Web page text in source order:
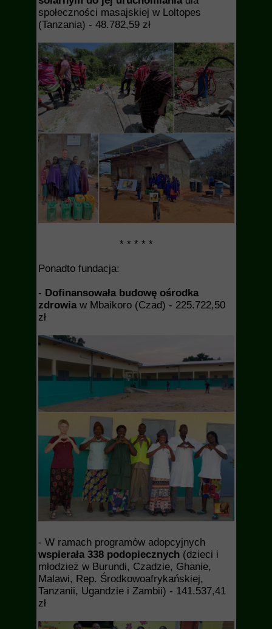
społeczności masajskiej w Loltopes
(Tanzania) - 48.782,59 zł
* * * * *
Ponadto fundacja:
- Dofinansowała budowę ośrodka
zdrowiaw Mbaikoro (Czad) - 225.722,50
zł
- W ramach programów adopcyjnych
wspierała 338 podopiecznych (dzieci i
młodzież w Burundi, Czadzie, Ghanie,
Malawi, Rep. Środkowoafrykańskiej,
Tanzanii, Ugandzie i Zambii) - 141.537,41
zł